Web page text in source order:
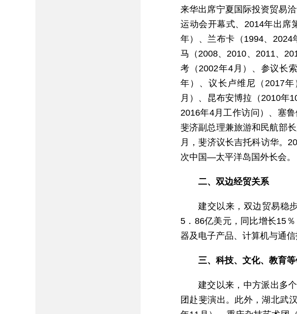
来华出席宁夏国际投资贸易
运动会开幕式、2014年出席
年）、兰布卡（1994、2024
马（2008、2010、2011、
考（2002年4月）、参议长
年）、议长卢维尼（2017
月）、昆布安博拉（2010年
2016年4月工作访问）、塞
斐济副总理兼旅游和民航部
月，斐济议长吉托科访华。
次中国—太平洋岛国外长会。
二、双边经贸关系
建交以来，双边贸易稳
5．86亿美元，同比增长15
器及电子产品、计算机与通
三、科技、文化、教育
建交以来，中方派出多
团赴斐演出。此外，湖北武